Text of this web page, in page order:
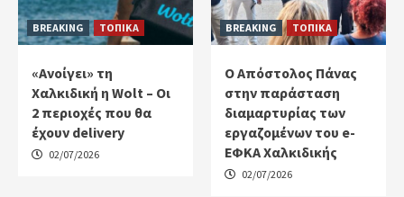
BREAKING ΤΟΠΙΚΑ
«Ανοίγει» τη
Χαλκιδική η Wolt – Οι
2 περιοχές που θα
έχουν delivery
02/07/2026
BREAKING ΤΟΠΙΚΑ
Ο Απόστολος Πάνας
στην παράσταση
διαμαρτυρίας των
εργαζομένων του e-
ΕΦΚΑ Χαλκιδικής
02/07/2026